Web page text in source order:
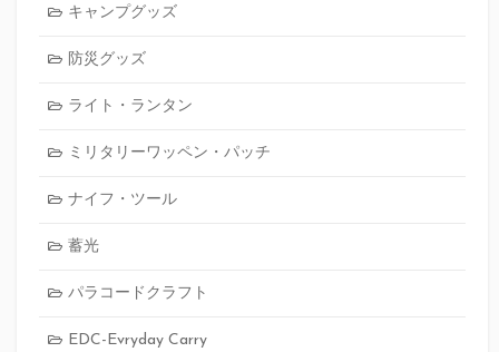
キャンプグッズ
防災グッズ
ライト・ランタン
ミリタリーワッペン・パッチ
ナイフ・ツール
蓄光
パラコードクラフト
EDC-Evryday Carry